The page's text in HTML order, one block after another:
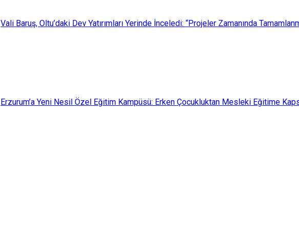
Vali Baruş, Oltu’daki Dev Yatırımları Yerinde İnceledi: “Projeler Zamanında
Erzurum’a Yeni Nesil Özel Eğitim Kampüsü: Erken Çocukluktan Mesleki Eğitime